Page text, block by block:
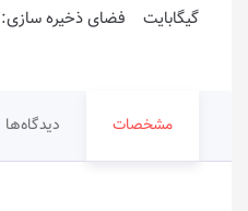
گیگابایت فضای ذخیره سازی: 1TB HDD+256GB SSD
مشخصات دیدگاه‌ها